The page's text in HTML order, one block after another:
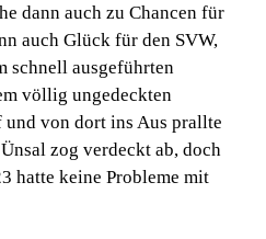
dann auch zu Chancen für
auch Glück für den SVW,
schnell ausgeführten
völlig ungedeckten
von dort ins Aus prallte
zog verdeckt ab, doch
hatte keine Probleme mit